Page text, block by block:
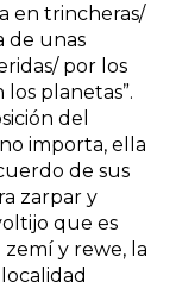
en trincheras/
de unas
por los
planetas”.
del
importa, ella
de sus
zarpar y
que es
zemí y rewe, la